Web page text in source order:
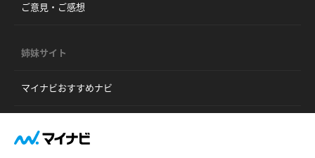
ご意見・ご感想
姉妹サイト
マイナビおすすめナビ